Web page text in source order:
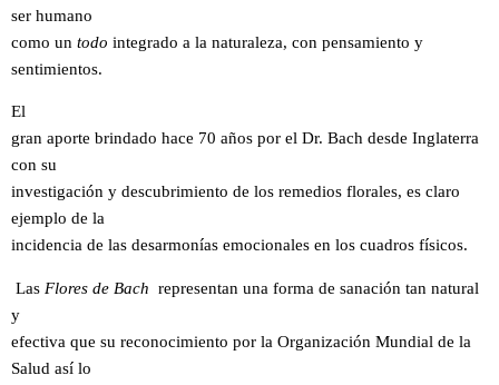
ser humano
como un todo integrado a la naturaleza, con pensamiento y
sentimientos.
El
gran aporte brindado hace 70 años por el Dr. Bach desde Inglaterra
con su
investigación y descubrimiento de los remedios florales, es claro
ejemplo de la
incidencia de las desarmonías emocionales en los cuadros físicos.
Las Flores de Bach representan una forma de sanación tan natural
y
efectiva que su reconocimiento por la Organización Mundial de la
Salud así lo